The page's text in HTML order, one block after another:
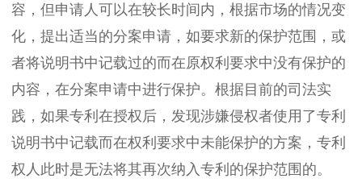
容，但申请人可以在较长时间内，根据市场的情况变
化，提出适当的分案申请，如要求新的保护范围，或
者将说明书中记载过的而在原权利要求中没有保护的
内容，在分案申请中进行保护。根据目前的司法实
践，如果专利在授权后，发现涉嫌侵权者使用了专利
说明书中记载而在权利要求中未能保护的方案，专利
权人此时是无法将其再次纳入专利的保护范围的。